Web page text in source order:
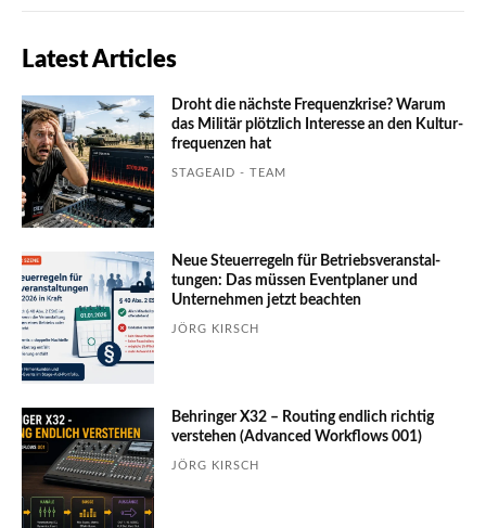
Latest Articles
Droht die nächste Frequenzkrise? Warum
das Mili­tär plötzlich Inte­resse an den Kultur­
fre­quen­zen hat
STAGEAID - TEAM
Neue Steuerregeln für Betriebs­ver­an­stal­
tungen: Das müssen Event­planer und
Unter­nehmen jetzt beachten
JÖRG KIRSCH
Behringer X32 – Routing endlich richtig
verstehen (Advanced Workflows 001)
JÖRG KIRSCH